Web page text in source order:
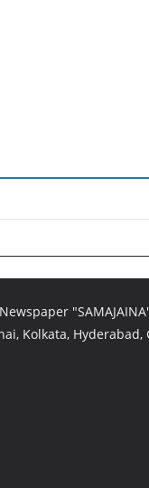
Kolkata, Hyderabad,